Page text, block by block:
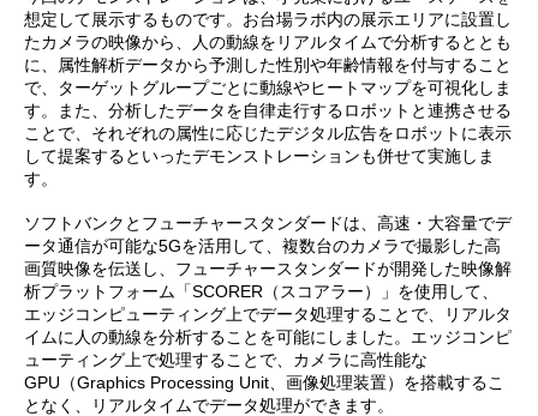
想定して展示するものです。お台場ラボ内の展示エリアに設置し
たカメラの映像から、人の動線をリアルタイムで分析するととも
に、属性解析データから予測した性別や年齢情報を付与すること
で、ターゲットグループごとに動線やヒートマップを可視化しま
す。また、分析したデータを自律走行するロボットと連携させる
ことで、それぞれの属性に応じたデジタル広告をロボットに表示
して提案するといったデモンストレーションも併せて実施しま
す。
ソフトバンクとフューチャースタンダードは、高速・大容量でデ
ータ通信が可能な5Gを活用して、複数台のカメラで撮影した高
画質映像を伝送し、フューチャースタンダードが開発した映像解
析プラットフォーム「SCORER（スコアラー）」を使用して、
エッジコンピューティング上でデータ処理することで、リアルタ
イムに人の動線を分析することを可能にしました。エッジコンピ
ューティング上で処理することで、カメラに高性能な
GPU（Graphics Processing Unit、画像処理装置）を搭載するこ
となく、リアルタイムでデータ処理ができます。